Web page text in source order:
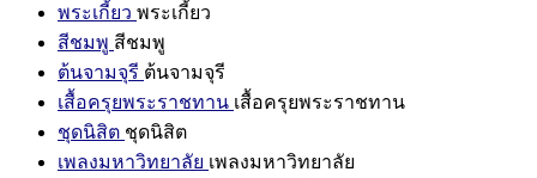
พระเกี้ยว พระเกี้ยว
สีชมพู สีชมพู
ต้นจามจุรี ต้นจามจุรี
เสื้อครุยพระราชทาน เสื้อครุยพระราชทาน
ชุดนิสิต ชุดนิสิต
เพลงมหาวิทยาลัย เพลงมหาวิทยาลัย